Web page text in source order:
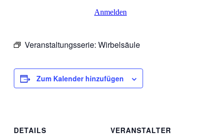
Anmelden
Veranstaltungsserie: Wirbelsäule
Zum Kalender hinzufügen
DETAILS
VERANSTALTER